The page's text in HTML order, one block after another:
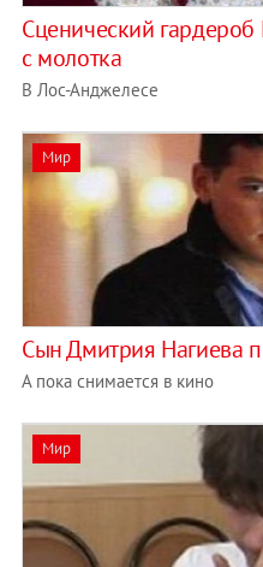
Сценический
с молотка
В Лос-Анджелесе
Мир
Сын Дмитрия Нагиева
А пока снимается в кино
Мир